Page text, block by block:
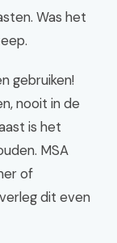
Was het
gebruiken!
nooit in de
is het
MSA
of
dit even